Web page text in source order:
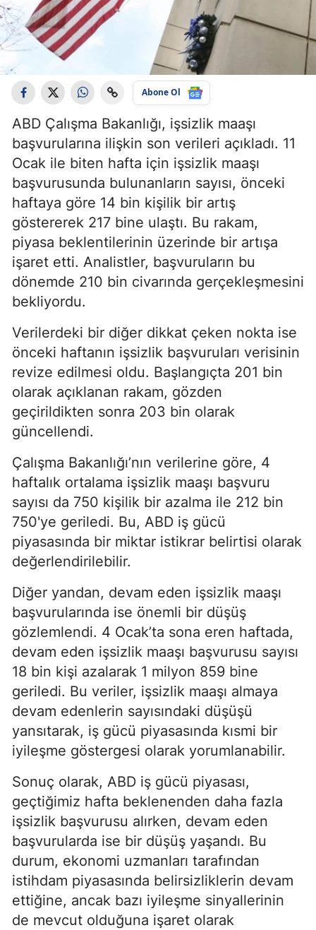
Abone Ol
ABD Çalışma Bakanlığı, işsizlik maaşı
başvurularına ilişkin son verileri açıkladı. 11
Ocak ile biten hafta için işsizlik maaşı
başvurusunda bulunanların sayısı, önceki
haftaya göre 14 bin kişilik bir artış
göstererek 217 bine ulaştı. Bu rakam,
piyasa beklentilerinin üzerinde bir artışa
işaret etti. Analistler, başvuruların bu
dönemde 210 bin civarında gerçekleşmesini
bekliyordu.
Verilerdeki bir diğer dikkat çeken nokta ise
önceki haftanın işsizlik başvuruları verisinin
revize edilmesi oldu. Başlangıçta 201 bin
olarak açıklanan rakam, gözden
geçirildikten sonra 203 bin olarak
güncellendi.
Çalışma Bakanlığı’nın verilerine göre, 4
haftalık ortalama işsizlik maaşı başvuru
sayısı da 750 kişilik bir azalma ile 212 bin
750'ye geriledi. Bu, ABD iş gücü
piyasasında bir miktar istikrar belirtisi olarak
değerlendirilebilir.
Diğer yandan, devam eden işsizlik maaşı
başvurularında ise önemli bir düşüş
gözlemlendi. 4 Ocak’ta sona eren haftada,
devam eden işsizlik maaşı başvurusu sayısı
18 bin kişi azalarak 1 milyon 859 bine
geriledi. Bu veriler, işsizlik maaşı almaya
devam edenlerin sayısındaki düşüşü
yansıtarak, iş gücü piyasasında kısmi bir
iyileşme göstergesi olarak yorumlanabilir.
Sonuç olarak, ABD iş gücü piyasası,
geçtiğimiz hafta beklenenden daha fazla
işsizlik başvurusu alırken, devam eden
başvurularda ise bir düşüş yaşandı. Bu
durum, ekonomi uzmanları tarafından
istihdam piyasasında belirsizliklerin devam
ettiğine, ancak bazı iyileşme sinyallerinin
de mevcut olduğuna işaret olarak